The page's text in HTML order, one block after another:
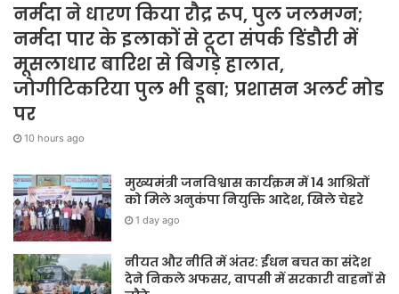
नर्मदा ने धारण किया रौद्र रूप, पुल जलमग्न;
नर्मदा पार के इलाकों से टूटा संपर्क डिंडौरी में
मूसलाधार बारिश से बिगड़े हालात,
जोगीटिकरिया पुल भी डूबा; प्रशासन अलर्ट मोड
पर
10 hours ago
मुख्यमंत्री जनविश्वास कार्यक्रम में 14 आश्रितों
को मिले अनुकंपा नियुक्ति आदेश, खिले चेहरे
1 day ago
नीयत और नीति में अंतर: ईंधन बचत का संदेश
देने निकले अफसर, वापसी में सरकारी वाहनों से